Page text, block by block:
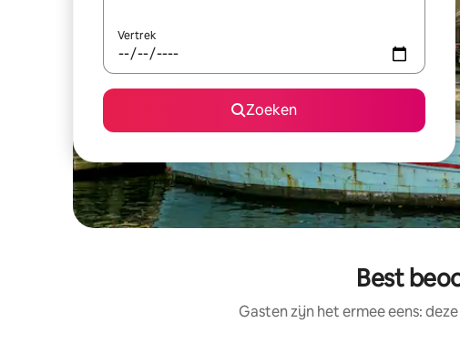
Vertrek
Zoeken
Best
Gasten zijn het ermee eens: